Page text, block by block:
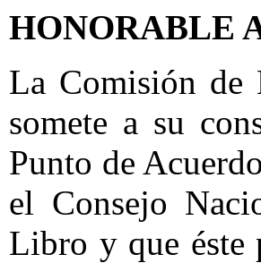
HONORABLE
La Comisión de
somete a su
Punto de
el Consejo
Libro y que éste